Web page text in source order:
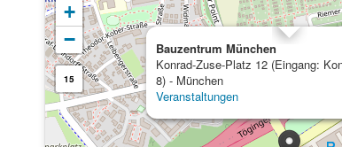
Bauzentrum München
Konrad-Zuse-Platz 12 (Eingang:
8) - München
Veranstaltungen
+
−
15